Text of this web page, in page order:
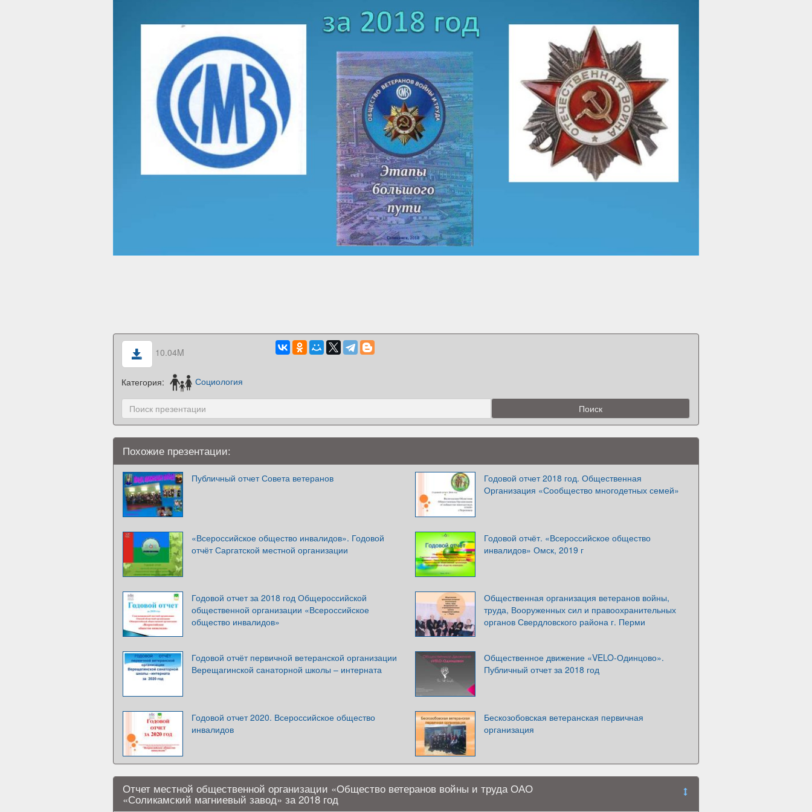
10.04M
Категория: Социология
Похожие презентации:
Публичный отчет Совета ветеранов
Годовой отчет 2018 год. Общественная
Организация «Сообщество многодетных семей»
«Всероссийское общество инвалидов». Годовой
отчёт Саргатской местной организации
Годовой отчёт. «Всероссийское общество
инвалидов» Омск, 2019 г
Годовой отчет за 2018 год Общероссийской
общественной организации «Всероссийское
общество инвалидов»
Общественная организация ветеранов войны,
труда, Вооруженных сил и правоохранительных
органов Свердловского района г. Перми
Годовой отчёт первичной ветеранской организации
Верещагинской санаторной школы – интерната
Общественное движение «VELO-Одинцово».
Публичный отчет за 2018 год
Годовой отчет 2020. Всероссийское общество
инвалидов
Бескозобовская ветеранская первичная
организация
Отчет местной общественной организации «Общество ветеранов войны и труда ОАО
«Соликамский магниевый завод» за 2018 год